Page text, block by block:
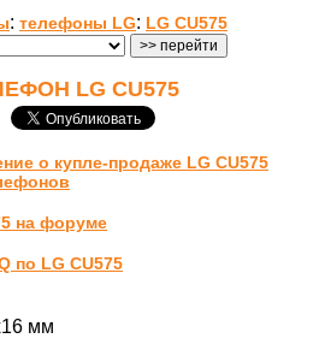
: телефоны LG: LG CU575
LG CU575
о купле-продаже LG CU575
на форуме
по LG CU575
мм